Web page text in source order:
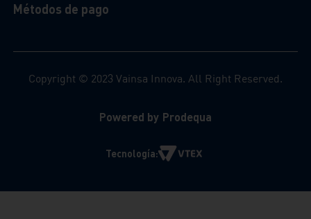
Métodos de pago
Copyright © 2023 Vainsa Innova. All Right Reserved.
Powered by Prodequa
Tecnología: